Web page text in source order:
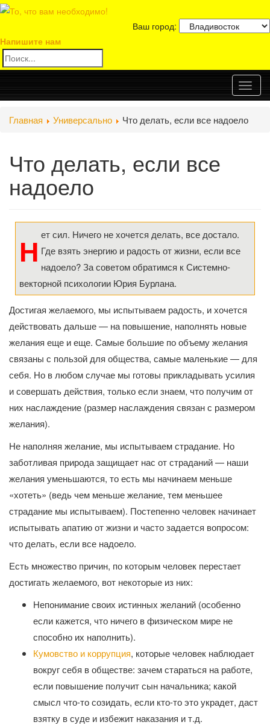
Ваш город:
Напишите нам
Главная Универсально Что делать, если все надоело
Что делать, если все
надоело
Н ет сил. Ничего не хочется делать, все достало.
Где взять энергию и радость от жизни, если все
надоело? За советом обратимся к Системно-
векторной психологии Юрия Бурлана.
Достигая желаемого, мы испытываем радость, и хочется
действовать дальше — на повышение, наполнять новые
желания еще и еще. Самые большие по объему желания
связаны с пользой для общества, самые маленькие — для
себя. Но в любом случае мы готовы прикладывать усилия
и совершать действия, только если знаем, что получим от
них наслаждение (размер наслаждения связан с размером
желания).
Не наполняя желание, мы испытываем страдание. Но
заботливая природа защищает нас от страданий — наши
желания уменьшаются, то есть мы начинаем меньше
«хотеть» (ведь чем меньше желание, тем меньшее
страдание мы испытываем). Постепенно человек начинает
испытывать апатию от жизни и часто задается вопросом:
что делать, если все надоело.
Есть множество причин, по которым человек перестает
достигать желаемого, вот некоторые из них:
Непонимание своих истинных желаний (особенно
если кажется, что ничего в физическом мире не
способно их наполнить).
Кумовство и коррупция, которые человек наблюдает
вокруг себя в обществе: зачем стараться на работе,
если повышение получит сын начальника; какой
смысл что-то созидать, если кто-то это украдет, даст
взятку в суде и избежит наказания и т.д.